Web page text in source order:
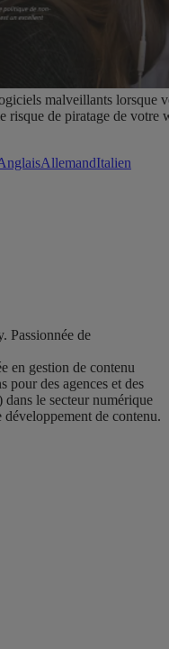
malveillants lorsque
risque de piratage de
AllemandItalien
Passionnée de
en gestion de contenu
pour des agences et des
le secteur numérique
développement de contenu.